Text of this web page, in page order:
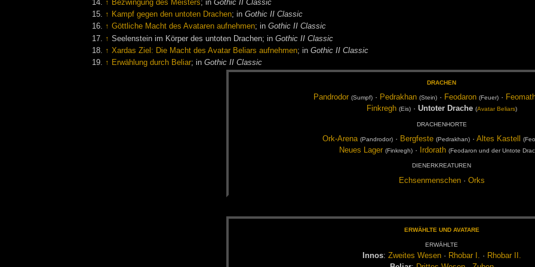
↑ Bezwingung des Meisters; inGothic II Classic
↑ Kampf gegen den untoten Drachen; inGothic II Classic
↑ Göttliche Macht des Avataren aufnehmen; inGothic II Classic
↑ Seelenstein im Körper des untoten Drachen; inGothic II Classic
↑ Xardas Ziel: Die Macht des Avatar Beliars aufnehmen; inGothic II Classic
↑ Erwählung durch Beliar; inGothic II Classic
DRA­CHEN
Pand­ro­dor (Sumpf) · Pe­drak­han (Stein) · Feo­daron (Feu­er) ·
Fink­regh (Eis)· Un­to­ter Dra­che (Ava­tar Be­li­ars)
DRA­CHEN­HOR­TE
Ork-Are­na (Pand­ro­dor)· Berg­fes­te (Pe­drak­han)· Al­tes Kas­tell
Neu­es La­ger (Fink­regh) · Ir­do­rath (Feo­daron und der Un­to­te
DIENERK­REA­TU­REN
Ech­sen­men­schen· Orks
ER­WÄHL­TE UND AVA­TARE
ER­WÄHL­TE
In­nos: Zwei­tes We­sen· Rho­bar I. · Rho­bar II.